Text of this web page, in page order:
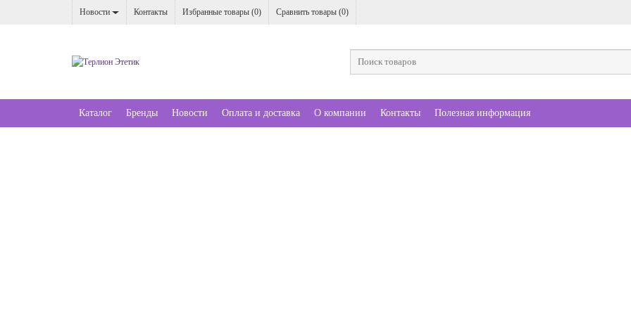
Новости Контакты Избранные товары (0) Сравнить товары (0)
Каталог Бренды Новости Оплата и доставка О компании Контакты Полезная информация